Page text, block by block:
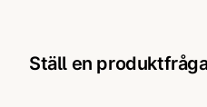
är enkel att använda och
Vid en incident kan den
Ställ en